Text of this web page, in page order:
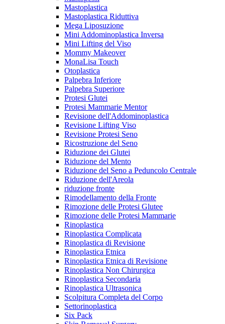
Mastoplastica
Mastoplastica Riduttiva
Mega Liposuzione
Mini Addominoplastica Inversa
Mini Lifting del Viso
Mommy Makeover
MonaLisa Touch
Otoplastica
Palpebra Inferiore
Palpebra Superiore
Protesi Glutei
Protesi Mammarie Mentor
Revisione dell'Addominoplastica
Revisione Lifting Viso
Revisione Protesi Seno
Ricostruzione del Seno
Riduzione dei Glutei
Riduzione del Mento
Riduzione del Seno a Peduncolo Centrale
Riduzione dell'Areola
riduzione fronte
Rimodellamento della Fronte
Rimozione delle Protesi Glutee
Rimozione delle Protesi Mammarie
Rinoplastica
Rinoplastica Complicata
Rinoplastica di Revisione
Rinoplastica Etnica
Rinoplastica Etnica di Revisione
Rinoplastica Non Chirurgica
Rinoplastica Secondaria
Rinoplastica Ultrasonica
Scolpitura Completa del Corpo
Settorinoplastica
Six Pack